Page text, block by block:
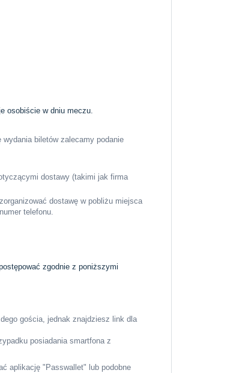
osobiście w dniu meczu.
wydania biletów zalecamy podanie
dostawy (takimi jak firma
dostawę w pobliżu miejsca
telefonu.
zgodnie z poniższymi
gościa, jednak znajdziesz link dla
posiadania smartfona z
aplikację "Passwallet" lub podobne